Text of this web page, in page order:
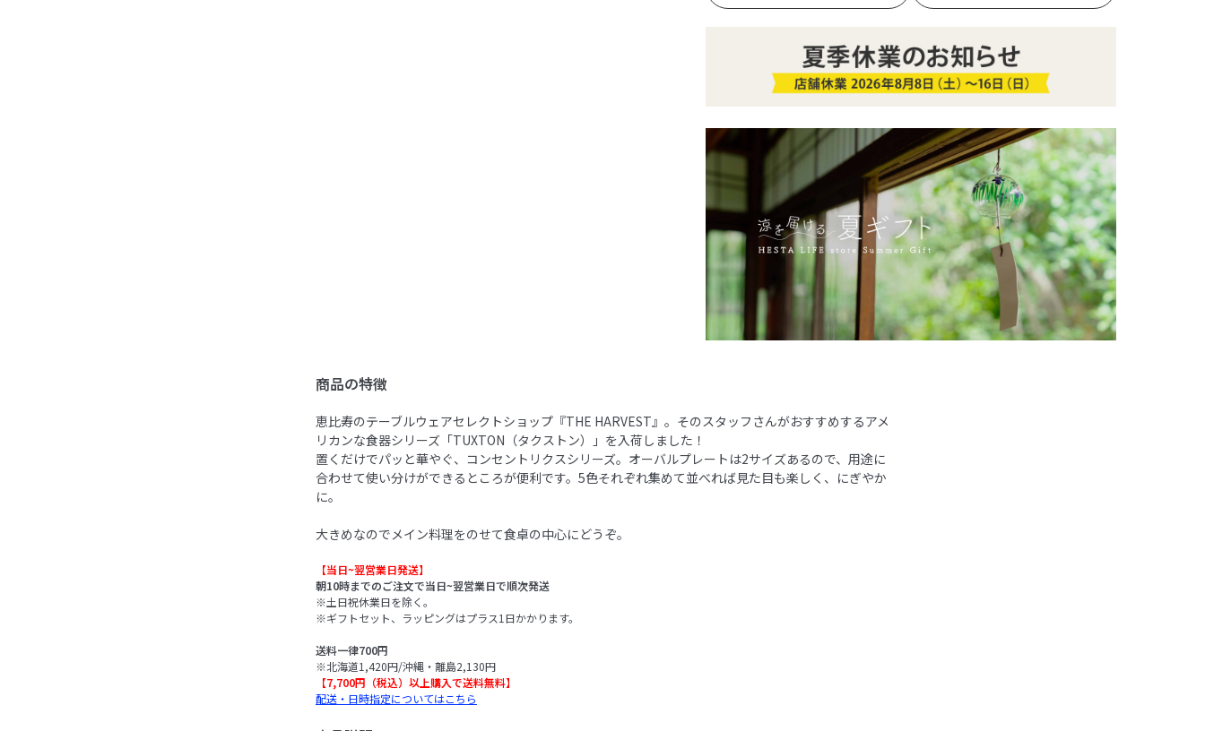
商品の特徴
恵比寿のテーブルウェアセレクトショップ『THE HARVEST』。そのスタッフさんがおすすめするアメ
リカンな食器シリーズ「TUXTON（タクストン）」を入荷しました！
置くだけでパッと華やぐ、コンセントリクスシリーズ。オーバルプレートは2サイズあるので、用途に
合わせて使い分けができるところが便利です。5色それぞれ集めて並べれば見た目も楽しく、にぎやか
に。
大きめなのでメイン料理をのせて食卓の中心にどうぞ。
【当日~翌営業日発送】
朝10時までのご注文で当日~翌営業日で順次発送
※土日祝休業日を除く。
※ギフトセット、ラッピングはプラス1日かかります。
送料一律700円
※北海道1,420円/沖縄・離島2,130円
【7,700円（税込）以上購入で送料無料】
配送・日時指定についてはこちら